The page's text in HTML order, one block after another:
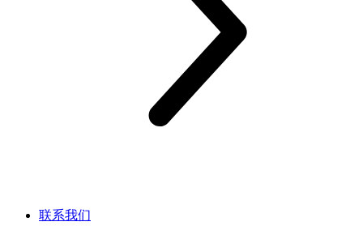
联系我们